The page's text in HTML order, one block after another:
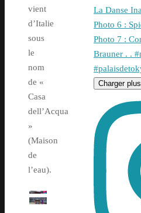
vient
d’Italie
sous
le
nom
de «
Casa
dell’Acqua
»
(Maison
de
l’eau).
Charger plus